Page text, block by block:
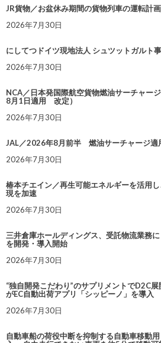
JR貨物／お盆休み期間の貨物列車の運転計
2026年7月30日
にしてつドイツ現地法人 シュツットガルト
2026年7月30日
NCA／日本発国際航空貨物燃油サーチャー
8月1日適用 改定）
2026年7月30日
JAL／2026年8月前半 燃油サーチャージ適
2026年7月30日
椿本チエイン／再生可能エネルギーを活用
現を加速
2026年7月30日
三井倉庫ホールディングス、受託物流業務に
を開発・導入開始
2026年7月30日
“独自開発こだわり”のサプリメントでD2C展
がEC自動出荷アプリ「シッピーノ」を導入
2026年7月30日
自動車船の荷役中断を抑制する自動車移動